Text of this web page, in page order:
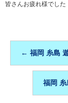
皆さんお疲れ様でした
← 福岡 糸島
福岡